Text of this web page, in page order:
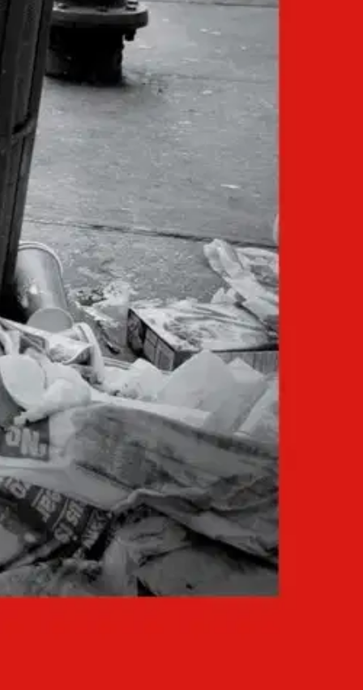
Mukana on myös seksuaaliset kokemukset ja sen oman